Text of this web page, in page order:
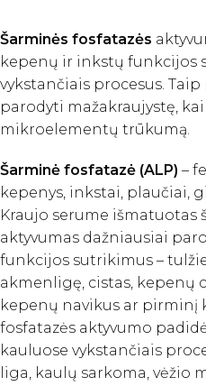
Šarminės fosfatazės
kepenų ir inkstų funkcijos
vykstančiais procesus.
parodyti mažakraujystę,
mikroelementų trūkumą.
Šarminė fosfatazė (ALP) –
kepenys, inkstai, plaučiai,
Kraujo serume išmatuotas
aktyvumas dažniausiai
funkcijos sutrikimus –
akmenligę, cistas, kepenų
kepenų navikus ar pirminį
fosfatazės aktyvumo
kauluose vykstančiais
liga, kaulų sarkoma, vėžio